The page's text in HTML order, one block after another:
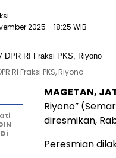
2025 - 18:25 WIB
RI Fraksi PKS, Riyono
MAGETAN,
Riyono”
diresmikan,
Peresmian